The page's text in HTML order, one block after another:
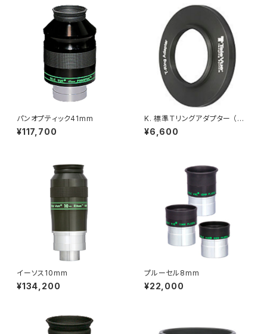
パンオプティック41mm
¥117,700
K. 標準Ｔリングアダプター （光
路長1.5mm）
¥6,600
イーソス10mm
¥134,200
プルーセル8mm
¥22,000